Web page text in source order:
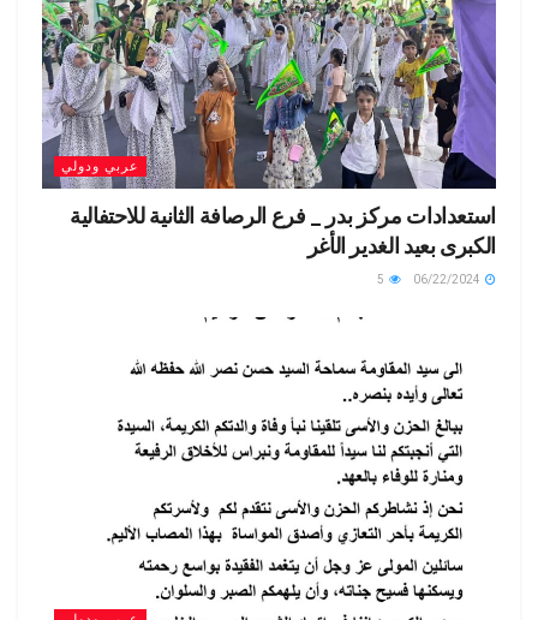
عربي ودولي
استعدادات مركز بدر _ فرع الرصافة الثانية للاحتفالية
الكبرى بعيد الغدير الأغر